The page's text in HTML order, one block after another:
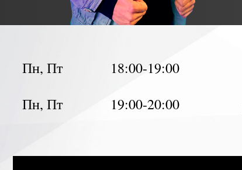
Пн, Пт 18:00-19:00
Пн, Пт 19:00-20:00